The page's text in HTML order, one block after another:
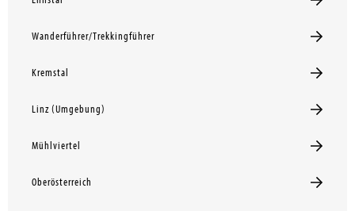
Wanderführer/Trekkingführer
Kremstal
Linz (Umgebung)
Mühlviertel
Oberösterreich